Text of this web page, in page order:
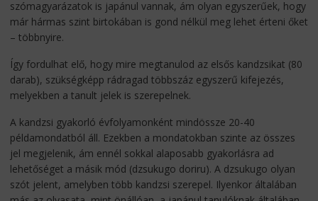
szómagyarázatok is japánul vannak, ám olyan egyszerűek, hogy
már hármas szint birtokában is gond nélkül meg lehet érteni őket
– többnyire.
Így fordulhat elő, hogy mire megtanulod az elsős kandzsikat (80
darab), szükségképp rádragad többszáz egyszerű kifejezés,
melyekben a tanult jelek is szerepelnek.
A kandzsi gyakorló évfolyamonként mindössze 20-40
példamondatból áll. Ezekben a mondatokban szinte az összes
jel megjelenik, ám ennél sokkal alaposabb gyakorlásra ad
lehetőséget a másik mód (dzsukugo doriru). A dzsukugo olyan
szót jelent, amelyben több kandzsi szerepel. Ilyenkor általában